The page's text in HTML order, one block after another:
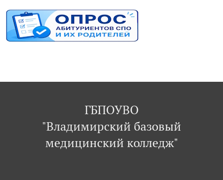
ГБПОУВО
"Владимирский базовый
медицинский колледж"